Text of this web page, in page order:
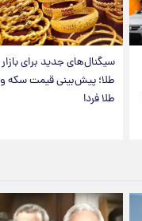
سیگنال‌های جدید برای بازار
طلا؛ پیش‌بینی قیمت سکه و
طلا فردا